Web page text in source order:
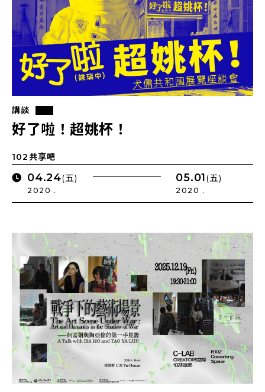
講談
好了啦！超姚杯！
102共享吧
04.24(五)
2020 .
05.01(五)
2020 .